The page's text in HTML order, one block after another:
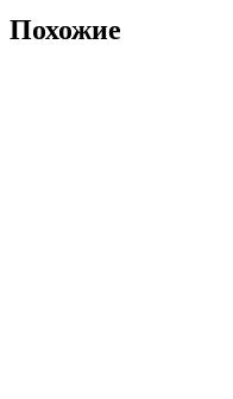
Похожие